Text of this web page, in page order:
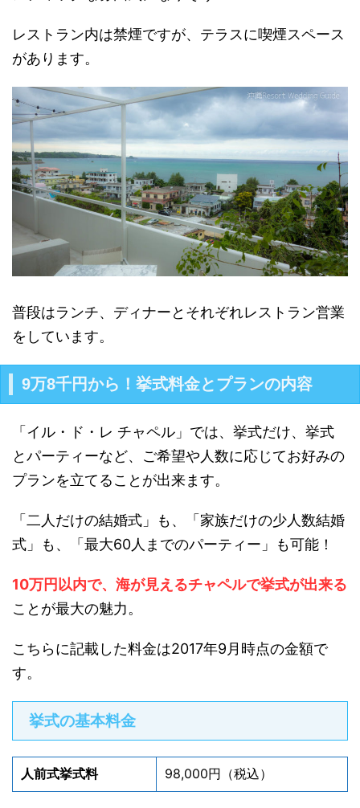
レストラン内は禁煙ですが、テラスに喫煙スペース
があります。
普段はランチ、ディナーとそれぞれレストラン営業
をしています。
9万8千円から！挙式料金とプランの内容
「イル・ド・レ チャペル」では、挙式だけ、挙式
とパーティーなど、ご希望や人数に応じてお好みの
プランを立てることが出来ます。
「二人だけの結婚式」も、「家族だけの少人数結婚
式」も、「最大60人までのパーティー」も可能！
10万円以内で、海が見えるチャペルで挙式が出来る
ことが最大の魅力。
こちらに記載した料金は2017年9月時点の金額で
す。
挙式の基本料金
人前式挙式料 98,000円（税込）